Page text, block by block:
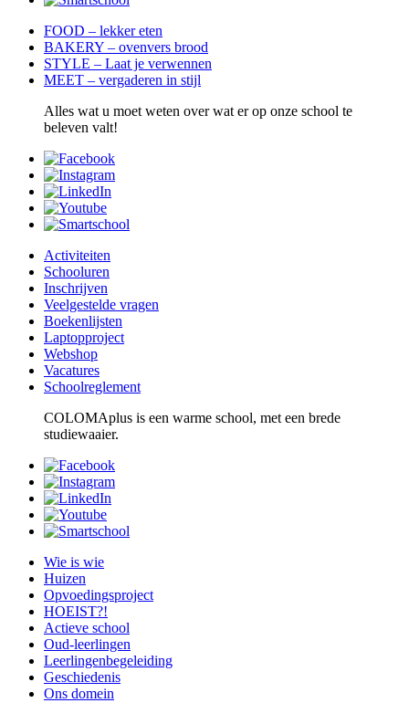
FOOD – lekker eten
BAKERY – ovenvers brood
STYLE – Laat je verwennen
MEET – vergaderen in stijl
Alles wat u moet weten over wat er op onze school te
beleven valt!
Activiteiten
Schooluren
Inschrijven
Veelgestelde vragen
Boekenlijsten
Laptopproject
Webshop
Vacatures
Schoolreglement
COLOMAplus is een warme school, met een brede
studiewaaier.
Wie is wie
Huizen
Opvoedingsproject
HOEIST?!
Actieve school
Oud-leerlingen
Leerlingenbegeleiding
Geschiedenis
Ons domein